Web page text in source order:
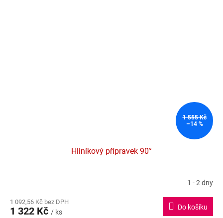
1 555 Kč
–14 %
Hliníkový přípravek 90°
1 - 2 dny
1 092,56 Kč bez DPH
1 322 Kč / ks
Do košíku